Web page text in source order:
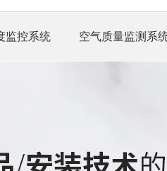
监控系统 空气质量监测系